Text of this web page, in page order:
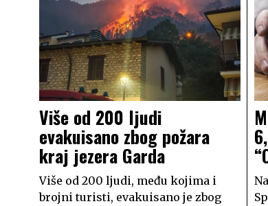
Više od 200 ljudi
evakuisano zbog požara
kraj jezera Garda
Više od 200 ljudi, među kojima i
brojni turisti, evakuisano je zbog